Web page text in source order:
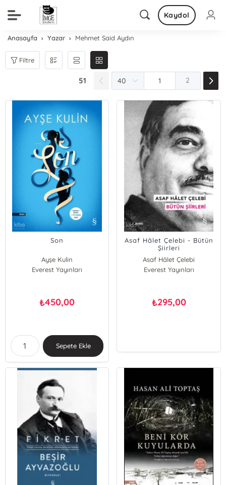
Kaydol
Anasayfa Yazar Mehmet Said Aydın
Filtre
51 2
Son
Ayşe Kulin
Everest Yayınları
₺450,00
Sepete Ekle
Asaf Hâlet Çelebi - Bütün
Şiirleri
Asaf Hâlet Çelebi
Everest Yayınları
₺295,00